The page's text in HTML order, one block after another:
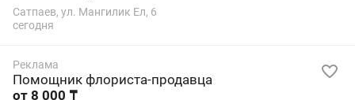
Сатпаев, ул. Мангилик Ел, 6
сегодня
Реклама
Помощник флориста-продавца
от 8 000 ₸